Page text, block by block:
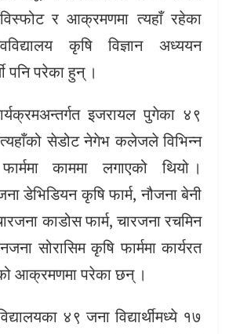
र आक्रमणमा त्यहाँ रहेका
कृषि विज्ञान अध्ययन
पनि परेका हुन् ।
इजरायल पुगेका ४९
त्यहाँको सेडोट नेगेभ कलेजले विभिन्न
काममा लगाएको थियो ।
डेभिडियन कृषि फार्म, नौजना बेनी
काडोस फार्म, चारजना रचमिन
सोरासिम कृषि फार्ममा कार्यरत
आक्रमणमा परेका छन् ।
४९ जना विद्यार्थीमध्ये १७